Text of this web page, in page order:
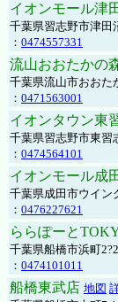
イオンモール津
千葉県習志野市津
： 0474557331
流山おおたかの
千葉県流山市おおた
： 0471563001
イオンタウン東
千葉県習志野市東習
： 0474564101
イオンモール成
千葉県成田市ウイン
： 0476227621
ららぽーと
千葉県船橋市浜町
： 0474101011
船橋東武店 地図